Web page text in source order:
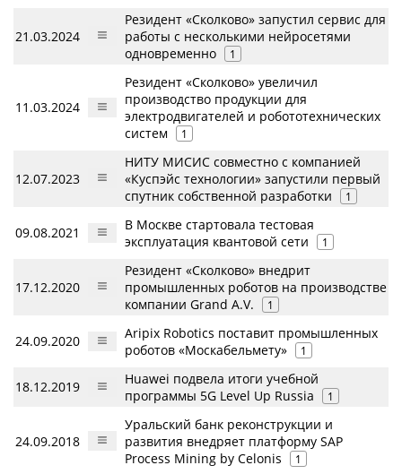
21.03.2024
Резидент «Сколково» запустил сервис для
работы с несколькими нейросетями
одновременно
1
11.03.2024
Резидент «Сколково» увеличил
производство продукции для
электродвигателей и робототехнических
систем
1
12.07.2023
НИТУ МИСИС совместно с компанией
«Куспэйс технологии» запустили первый
спутник собственной разработки
1
09.08.2021
В Москве стартовала тестовая
эксплуатация квантовой сети
1
17.12.2020
Резидент «Сколково» внедрит
промышленных роботов на производстве
компании Grand A.V.
1
24.09.2020
Aripix Robotics поставит промышленных
роботов «Москабельмету»
1
18.12.2019
Huawei подвела итоги учебной
программы 5G Level Up Russia
1
24.09.2018
Уральский банк реконструкции и
развития внедряет платформу SAP
Process Mining by Celonis
1